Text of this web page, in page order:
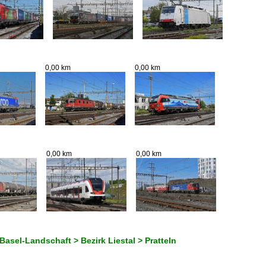
0,00 km 0,00 km
0,00 km 0,00 km
Landschaft > Bezirk Liestal > Pratteln